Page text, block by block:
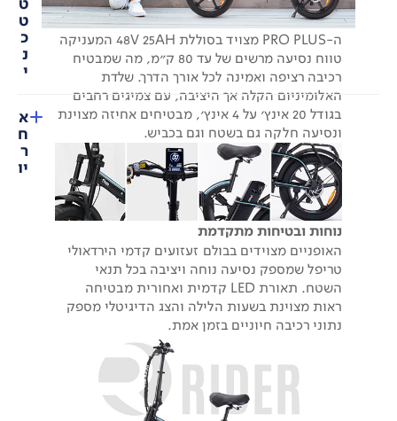
ה-PRO PLUS מצויד בסוללת 48V 25AH המעניקה
טווח נסיעה מרשים של עד 80 ק"מ, מה שמבטיח
רכיבה רציפה ואמינה לכל אורך הדרך. שלדת
האלומיניום הקלה אך היציבה, עם צמיגים רחבים
בגודל 20 אינץ' על 4 אינץ', מבטיחים אחיזה מצוינת
ונסיעה חלקה גם בשטח וגם בכביש.
נוחות ובטיחות מתקדמת
האופניים מצוידים בבולם זעזועים קדמי הירדאולי
טריפל שמספק נסיעה נוחה ויציבה בכל תנאי
השטח. תאורת LED קדמית ואחורית מבטיחה
ראות מצוינת בשעות הלילה והצג הדיגיטלי מספק
נתוני רכיבה חיוניים בזמן אמת.
ט
כ
נ
י
א
ח
ר
יו